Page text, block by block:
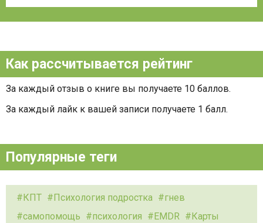
Как рассчитывается рейтинг
За каждый отзыв о книге вы получаете 10 баллов.
За каждый лайк к вашей записи получаете 1 балл.
Популярные теги
КПТ Психология подростка
гнев
самопомощь
психология EMDR
Карты